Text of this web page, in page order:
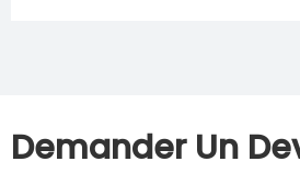
Demander Un